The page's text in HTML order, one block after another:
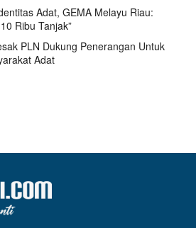
Adat, GEMA Melayu Riau:
Ribu Tanjak”
PLN Dukung Penerangan Untuk
Adat